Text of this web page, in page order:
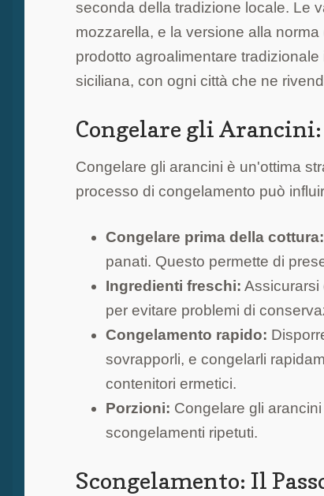
seconda della tradizione locale. Le
mozzarella, e la versione alla
prodotto agroalimentare
siciliana, con ogni città che ne
Congelare gli
Congelare gli arancini è un'ottima
processo di congelamento può
Congelare prima della cottura:
panati. Questo permette di
Ingredienti freschi: Assicurarsi
per evitare problemi di
Congelamento rapido:
sovrapporli, e congelarli
contenitori ermetici.
Porzioni: Congelare gli
scongelamenti ripetuti.
Scongelamento: Il